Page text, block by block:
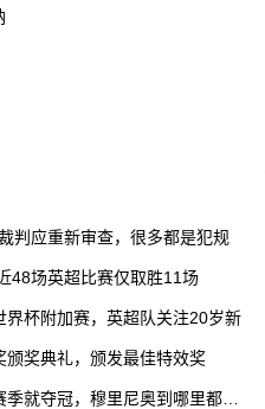
判应重新审查，很多都是犯规
48场英超比赛仅取胜11场
杯附加赛，英超队关注20岁新
颁奖典礼，颁发最佳特效奖
就夺冠，穆里尼奥到哪里都能